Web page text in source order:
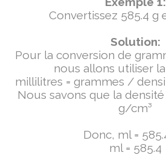
Convertissez 585.4 g
Solution:
Pour la conversion de
nous allons utiliser
millilitres = grammes /
Nous savons que la
g/cm³
Donc, ml =
ml = 585.4